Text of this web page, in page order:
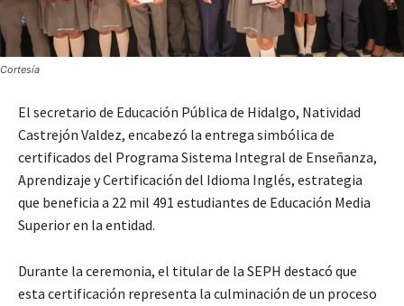
Cortesía
El secretario de Educación Pública de Hidalgo, Natividad
Castrejón Valdez, encabezó la entrega simbólica de
certificados del Programa Sistema Integral de Enseñanza,
Aprendizaje y Certificación del Idioma Inglés, estrategia
que beneficia a 22 mil 491 estudiantes de Educación Media
Superior en la entidad.
Durante la ceremonia, el titular de la SEPH destacó que
esta certificación representa la culminación de un proceso